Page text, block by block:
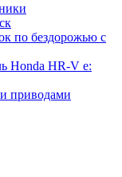
по бездорожью с
Honda HR-V e:
приводами